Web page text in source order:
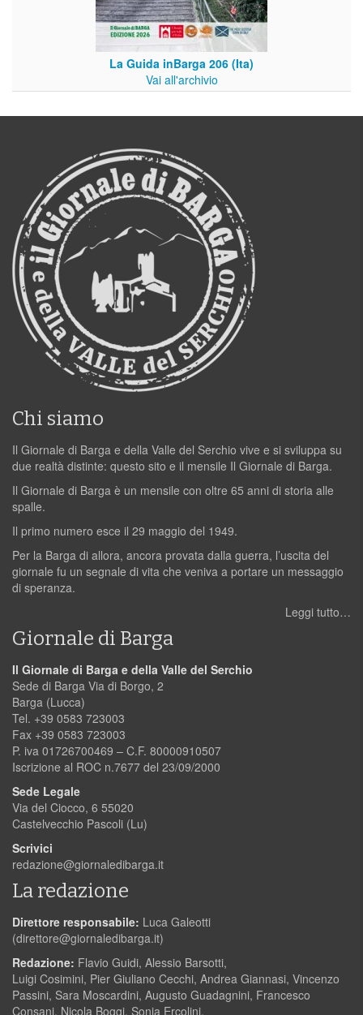
La Guida inBarga 206 (Ita)
Vai all'archivio
Chi siamo
Il Giornale di Barga e della Valle del Serchio vive e si sviluppa su
due realtà distinte: questo sito e il mensile Il Giornale di Barga.
Il Giornale di Barga è un mensile con oltre 65 anni di storia alle
spalle.
Il primo numero esce il 29 maggio del 1949.
Per la Barga di allora, ancora provata dalla guerra, l’uscita del
giornale fu un segnale di vita che veniva a portare un messaggio
di speranza.
Leggi tutto…
Giornale di Barga
Il Giornale di Barga e della Valle del Serchio
Sede di Barga Via di Borgo, 2
Barga (Lucca)
Tel. +39 0583 723003
Fax +39 0583 723003
P. iva 01726700469 – C.F. 80000910507
Iscrizione al ROC n.7677 del 23/09/2000
Sede Legale
Via del Ciocco, 6 55020
Castelvecchio Pascoli (Lu)
Scrivici
redazione@giornaledibarga.it
La redazione
Direttore responsabile: Luca Galeotti
(direttore@giornaledibarga.it)
Redazione: Flavio Guidi, Alessio Barsotti,
Luigi Cosimini, Pier Giuliano Cecchi, Andrea Giannasi, Vincenzo
Passini, Sara Moscardini, Augusto Guadagnini, Francesco
Consani, Nicola Boggi, Sonia Ercolini.